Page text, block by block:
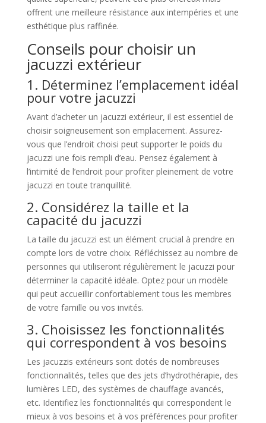
offrent une meilleure résistance aux intempéries et une
esthétique plus raffinée.
Conseils pour choisir un
jacuzzi extérieur
1. Déterminez l’emplacement idéal
pour votre jacuzzi
Avant d’acheter un jacuzzi extérieur, il est essentiel de
choisir soigneusement son emplacement. Assurez-
vous que l’endroit choisi peut supporter le poids du
jacuzzi une fois rempli d’eau. Pensez également à
l’intimité de l’endroit pour profiter pleinement de votre
jacuzzi en toute tranquillité.
2. Considérez la taille et la
capacité du jacuzzi
La taille du jacuzzi est un élément crucial à prendre en
compte lors de votre choix. Réfléchissez au nombre de
personnes qui utiliseront régulièrement le jacuzzi pour
déterminer la capacité idéale. Optez pour un modèle
qui peut accueillir confortablement tous les membres
de votre famille ou vos invités.
3. Choisissez les fonctionnalités
qui correspondent à vos besoins
Les jacuzzis extérieurs sont dotés de nombreuses
fonctionnalités, telles que des jets d’hydrothérapie, des
lumières LED, des systèmes de chauffage avancés,
etc. Identifiez les fonctionnalités qui correspondent le
mieux à vos besoins et à vos préférences pour profiter